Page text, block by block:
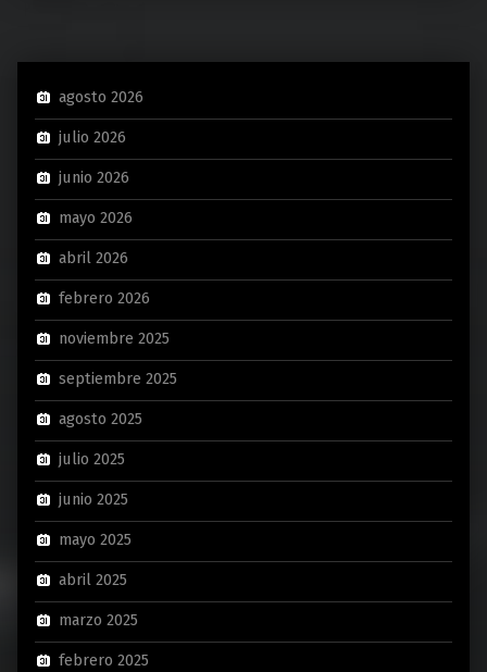
agosto 2026
julio 2026
junio 2026
mayo 2026
abril 2026
febrero 2026
noviembre 2025
septiembre 2025
agosto 2025
julio 2025
junio 2025
mayo 2025
abril 2025
marzo 2025
febrero 2025